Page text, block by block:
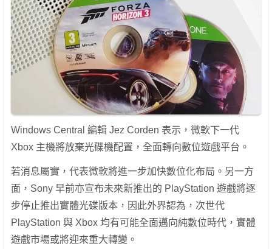
Windows Central 編輯 Jez Corden 表示，微軟下一代
Xbox 主機將放棄光碟機配置，全面轉向數位遊戲平台。
若消息屬實，代表微軟將進一步加快數位化布局。另一方
面，Sony 早前亦宣布未來新推出的 PlayStation 遊戲將逐
步停止推出實體光碟版本，因此外界認為，次世代
PlayStation 與 Xbox 均有可能全面邁向純數位時代，實體
遊戲市場或將迎來重大轉變。